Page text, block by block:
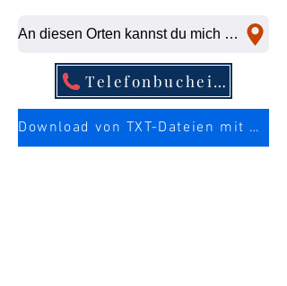
An diesen Orten kannst du mich kurzfristig abficken
Telefonbucheintrag
Download von TXT-Dateien mit mehr Infos über die Sau